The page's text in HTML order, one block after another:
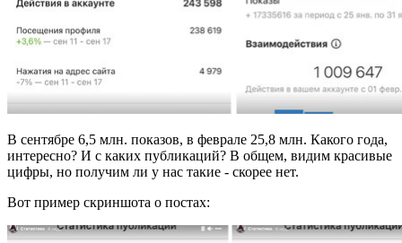
В сентябре 6,5 млн. показов, в феврале 25,8 млн. Какого года,
интересно? И с каких публикаций? В общем, видим красивые
цифры, но получим ли у нас такие - скорее нет.
Вот пример скриншота о постах: